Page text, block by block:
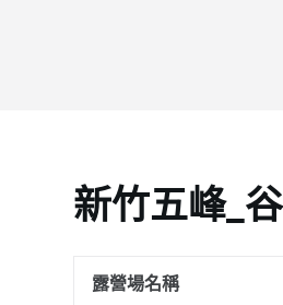
新竹五峰_
露營場名稱